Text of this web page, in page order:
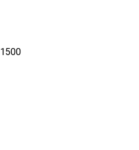
1500